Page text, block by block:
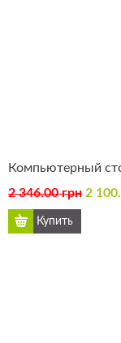
Компьютерный
2 346.00 грн 2